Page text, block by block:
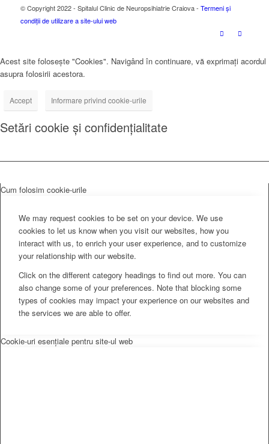
© Copyright 2022 - Spitalul Clinic de Neuropsihiatrie Craiova - Termeni și
condiții de utilizare a site-ului web
Acest site folosește "Cookies". Navigând în continuare, vă exprimați acordul
asupra folosirii acestora.
Accept Informare privind cookie-urile
Setări cookie și confidențialitate
Cum folosim cookie-urile
We may request cookies to be set on your device. We use
cookies to let us know when you visit our websites, how you
interact with us, to enrich your user experience, and to customize
your relationship with our website.
Click on the different category headings to find out more. You can
also change some of your preferences. Note that blocking some
types of cookies may impact your experience on our websites and
the services we are able to offer.
Cookie-uri esențiale pentru site-ul web